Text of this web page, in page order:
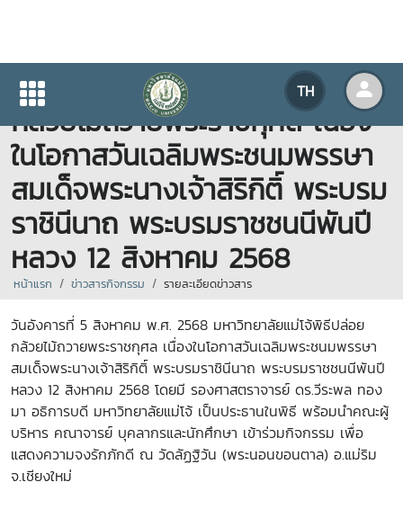
TH
มหาวิทยาลัยแม่โจ้พิธีปล่อย
กล้วยไม้ถวายพระราชกุศล เนื่อง
ในโอกาสวันเฉลิมพระชนมพรรษา
สมเด็จพระนางเจ้าสิริกิติ์ พระบรม
ราชินีนาถ พระบรมราชชนนีพันปี
หลวง 12 สิงหาคม 2568
หน้าแรก ข่าวสารกิจกรรม รายละเอียดข่าวสาร
วันอังคารที่ 5 สิงหาคม พ.ศ. 2568 มหาวิทยาลัยแม่โจ้พิธีปล่อย
กล้วยไม้ถวายพระราชกุศล เนื่องในโอกาสวันเฉลิมพระชนมพรรษา
สมเด็จพระนางเจ้าสิริกิติ์ พระบรมราชินีนาถ พระบรมราชชนนีพันปี
หลวง 12 สิงหาคม 2568 โดยมี รองศาสตราจารย์ ดร.วีระพล ทอง
มา อธิการบดี มหาวิทยาลัยแม่โจ้ เป็นประธานในพิธี พร้อมนำคณะผู้
บริหาร คณาจารย์ บุคลากรและนักศึกษา เข้าร่วมกิจกรรม เพื่อ
แสดงความจงรักภักดี ณ วัดลัฏฐิวัน (พระนอนขอนตาล) อ.แม่ริม
จ.เชียงใหม่